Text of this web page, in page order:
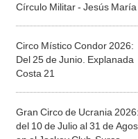
Círculo Militar - Jesús María
Circo Místico Condor 2026:
Del 25 de Junio. Explanada
Costa 21
Gran Circo de Ucrania 2026:
del 10 de Julio al 31 de